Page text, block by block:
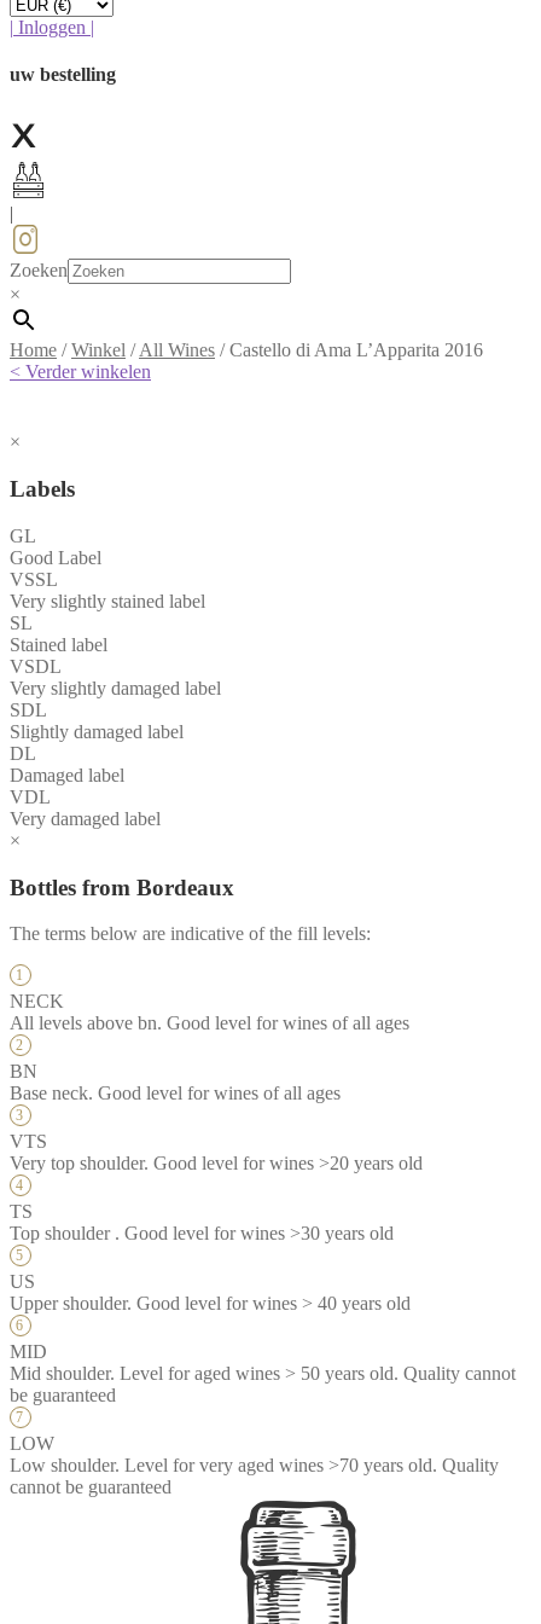
| Inloggen |
uw bestelling
Zoeken
×
Home /Winkel /All Wines /Castello di Ama L’Apparita 2016
< Verder winkelen
×
Labels
GL
Good Label
VSSL
Very slightly stained label
SL
Stained label
VSDL
Very slightly damaged label
SDL
Slightly damaged label
DL
Damaged label
VDL
Very damaged label
×
Bottles from Bordeaux
The terms below are indicative of the fill levels:
NECK
All levels above bn. Good level for wines of all ages
BN
Base neck. Good level for wines of all ages
VTS
Very top shoulder. Good level for wines >20 years old
TS
Top shoulder . Good level for wines >30 years old
US
Upper shoulder. Good level for wines > 40 years old
MID
Mid shoulder. Level for aged wines > 50 years old. Quality cannot
be guaranteed
LOW
Low shoulder. Level for very aged wines >70 years old. Quality
cannot be guaranteed